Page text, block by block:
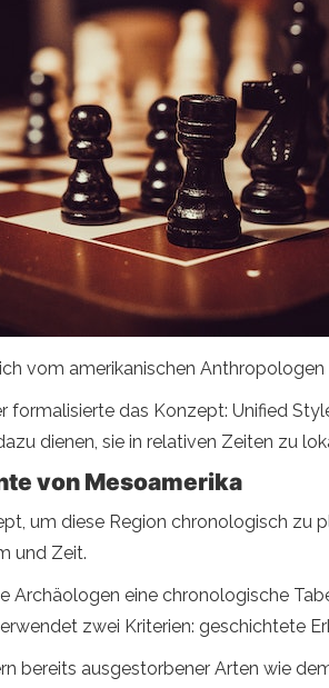
vom amerikanischen
formalisierte das Konzept: Unified
dienen, sie in relativen Zeiten zu
von Mesoamerika
um diese Region chronologisch zu
und Zeit.
Archäologen eine chronologische
zwei Kriterien: geschichtete
bereits ausgestorbener Arten wie